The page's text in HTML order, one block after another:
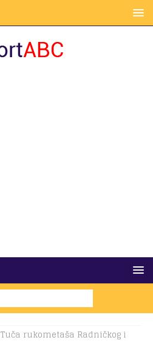
Tuča rukometaša Radničkog i